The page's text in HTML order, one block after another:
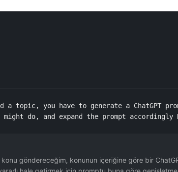
topic, you have to generate a ChatGPT
do, and expand the prompt
göndereceğim, konunun içeriğine göre bir